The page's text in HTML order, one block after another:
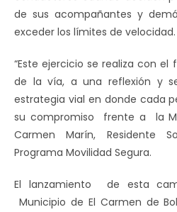
de sus acompañantes y
exceder los límites de velocidad.
“Este ejercicio se realiza con el
de la vía, a una reflexión y
estrategia vial en donde cada
su compromiso frente a la
Carmen Marín, Residente
Programa Movilidad Segura.
El lanzamiento de esta
Municipio de El Carmen de